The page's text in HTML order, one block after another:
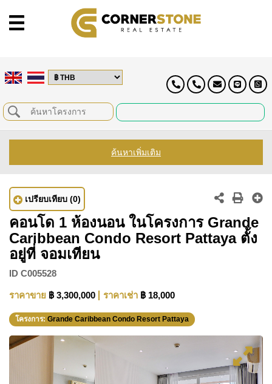
ค้นหาเพิ่มเติม
เปรียบเทียบ (0)
คอนโด 1 ห้องนอน ในโครงการ Grande
Caribbean Condo Resort Pattaya ตั้ง
อยู่ที่ จอมเทียน
ID C005528
ราคาขาย ฿ 3,300,000 ราคาเช่า ฿ 18,000
โครงการ: Grande Caribbean Condo Resort Pattaya